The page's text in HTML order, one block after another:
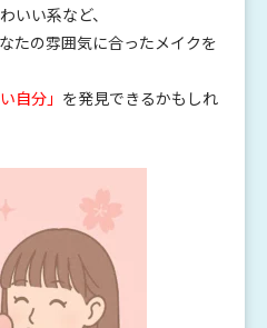
いい系など、
たの雰囲気に合ったメイクを
自分」 を発見できるかもしれ